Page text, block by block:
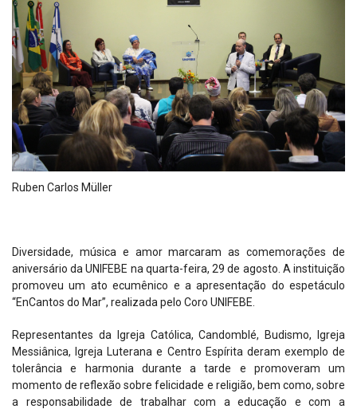
Ruben Carlos Müller
Diversidade, música e amor marcaram as comemorações de
aniversário da UNIFEBE na quarta-feira, 29 de agosto. A instituição
promoveu um ato ecumênico e a apresentação do espetáculo
“EnCantos do Mar”, realizada pelo Coro UNIFEBE.
Representantes da Igreja Católica, Candomblé, Budismo, Igreja
Messiânica, Igreja Luterana e Centro Espírita deram exemplo de
tolerância e harmonia durante a tarde e promoveram um
momento de reflexão sobre felicidade e religião, bem como, sobre
a responsabilidade de trabalhar com a educação e com a